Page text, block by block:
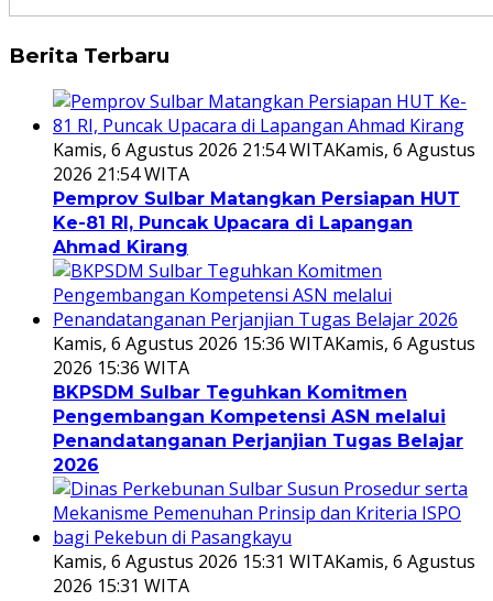
Berita Terbaru
Kamis, 6 Agustus 2026 21:54 WITAKamis, 6 Agustus
2026 21:54 WITA
Pemprov Sulbar Matangkan Persiapan HUT
Ke-81 RI, Puncak Upacara di Lapangan
Ahmad Kirang
Kamis, 6 Agustus 2026 15:36 WITAKamis, 6 Agustus
2026 15:36 WITA
BKPSDM Sulbar Teguhkan Komitmen
Pengembangan Kompetensi ASN melalui
Penandatanganan Perjanjian Tugas Belajar
2026
Kamis, 6 Agustus 2026 15:31 WITAKamis, 6 Agustus
2026 15:31 WITA